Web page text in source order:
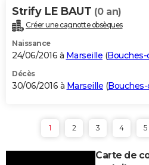
Strify LE BAUT (0 an)
Créer une cagnotte obsèques
Naissance
24/06/2016 à Marseille (
Décès
30/06/2016 à Marseille (
1 2 3 4 5
Carte de